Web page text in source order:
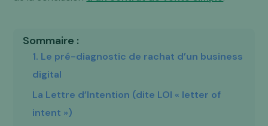
Sommaire :
1. Le pré-diagnostic de rachat d’un business
digital
La Lettre d’Intention (dite LOI « letter of
intent »)